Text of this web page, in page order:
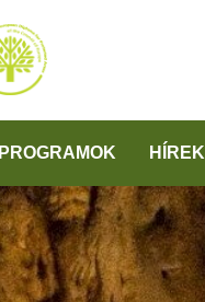
PROGRAMOK HÍREK